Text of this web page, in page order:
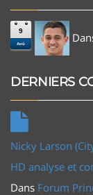
9
Aoû
DERNIERS
Nicky Larson
HD analyse et
Dans Forum